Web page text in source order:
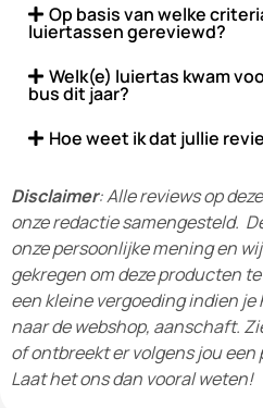
Op basis van welke
luiertassen gereviewd?
Welk(e) luiertas kwam
bus dit jaar?
Hoe weet ik dat jullie
Disclaimer: Alle reviews op
onze redactie samengesteld.
onze persoonlijke mening en
gekregen om deze producten
een kleine vergoeding indien
naar de webshop, aanschaft.
of ontbreekt er volgens jou een
Laat het ons dan vooral weten!